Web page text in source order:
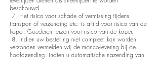
beschouwd.
7. Het risico voor schade of vermissing tijdens
transport of verzending etc. is altijd voor risico van de
koper. Goederen reizen voor risico van de koper.
8. Indien uw bestelling niet compleet kan worden
verzonden vermelden wij de manco-levering bij de
hoofdzending. Indien u automatische nazending van